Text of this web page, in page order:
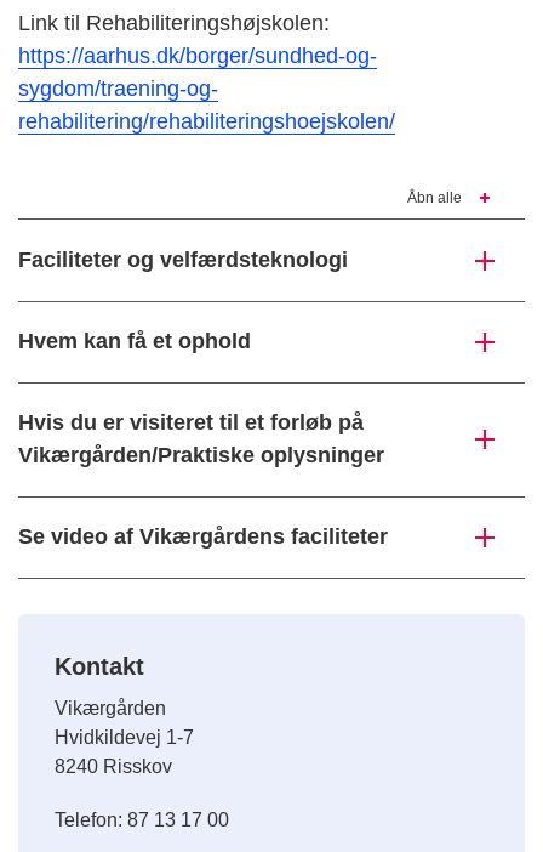
Link til Rehabiliteringshøjskolen:
https://aarhus.dk/borger/sundhed-og-
sygdom/traening-og-
rehabilitering/rehabiliteringshoejskolen/
Åbn alle
Faciliteter og velfærdsteknologi
Hvem kan få et ophold
Hvis du er visiteret til et forløb på
Vikærgården/Praktiske oplysninger
Se video af Vikærgårdens faciliteter
Kontakt
Vikærgården
Hvidkildevej 1-7
8240 Risskov
Telefon: 87 13 17 00